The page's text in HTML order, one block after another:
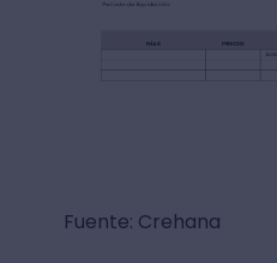
Fuente: Crehana